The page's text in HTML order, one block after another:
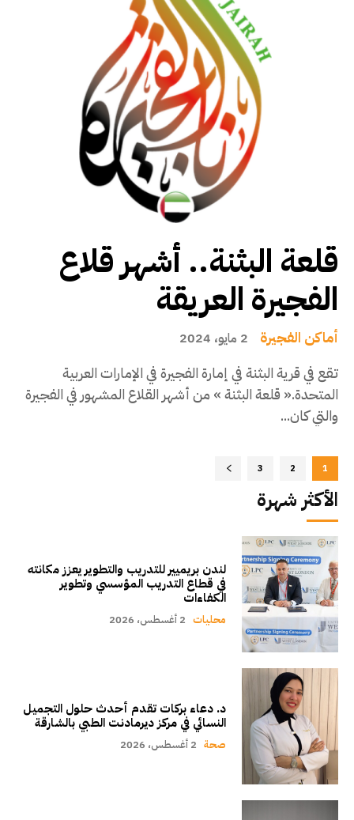
قلعة البثنة.. أشهر قلاع
الفجيرة العريقة
أماكن الفجيرة 2 مايو، 2024
تقع في قرية البثنة في إمارة الفجيرة في الإمارات العربية
المتحدة.« قلعة البثنة » من أشهر القلاع المشهور في الفجيرة
والتي كان...
1
2
3
الأكثر شهرة
لندن بريميير للتدريب والتطوير يعزز مكانته
في قطاع التدريب المؤسسي وتطوير
الكفاءات
محليات 2 أغسطس، 2026
د. دعاء بركات تقدم أحدث حلول التجميل
النسائي في مركز ديرمادنت الطبي بالشارقة
صحة 2 أغسطس، 2026